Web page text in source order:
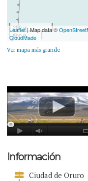
200 m
500 ft
Leaflet| Map data ©
CloudMade
Ver mapa más grande
Información
Ciudad de Oruro